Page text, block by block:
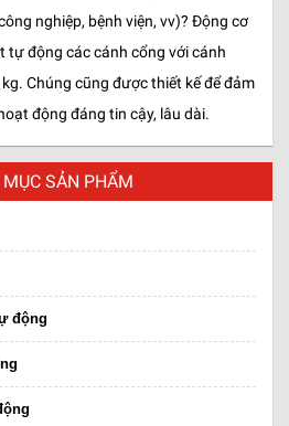
nghiệp, bệnh viện, vv)? Động cơ
tự động các cánh cổng với cánh
Chúng cũng được thiết kế để đảm
động đáng tin cậy, lâu dài.
SẢN PHẨM
động